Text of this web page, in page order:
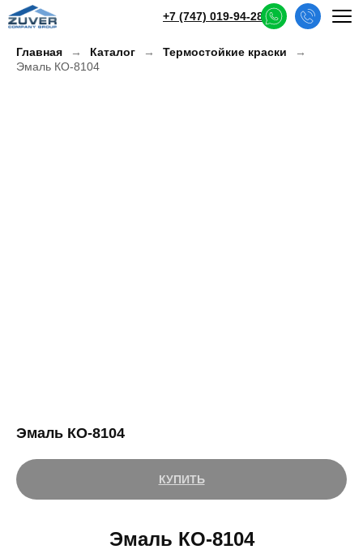
+7 (747) 019-94-28
Главная Каталог
Термостойкие краски
Эмаль КО-8104
Эмаль КО-8104
КУПИТЬ
Эмаль КО-8104